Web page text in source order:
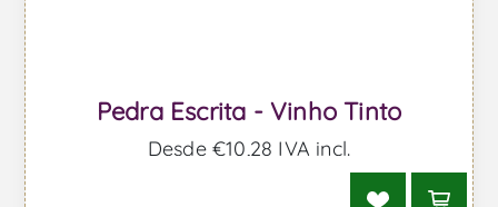
Pedra Escrita - Vinho Tinto
Desde €10,28 IVA incl.